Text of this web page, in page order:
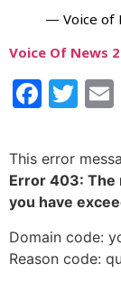
— Voice of
Voice Of News
This error
Error 403: The
you have
Domain code:
Reason code: